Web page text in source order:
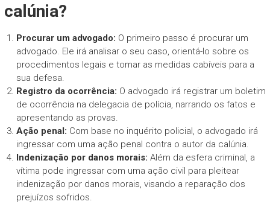
calúnia?
Procurar um advogado: O primeiro passo é procurar um
advogado. Ele irá analisar o seu caso, orientá-lo sobre os
procedimentos legais e tomar as medidas cabíveis para a
sua defesa.
Registro da ocorrência: O advogado irá registrar um boletim
de ocorrência na delegacia de polícia, narrando os fatos e
apresentando as provas.
Ação penal: Com base no inquérito policial, o advogado irá
ingressar com uma ação penal contra o autor da calúnia.
Indenização por danos morais: Além da esfera criminal, a
vítima pode ingressar com uma ação civil para pleitear
indenização por danos morais, visando a reparação dos
prejuízos sofridos.